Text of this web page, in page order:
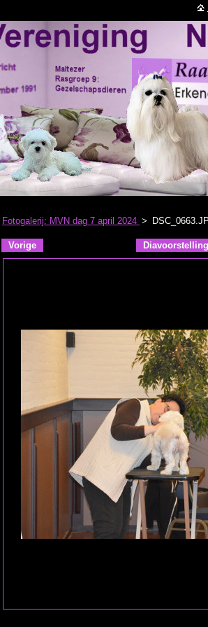
Fotogalerij: MVN dag 7 april 2024 >
Vorige Diavoorstelling